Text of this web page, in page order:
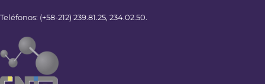
Teléfonos: (+58-212) 239.81.25, 234.02.50.